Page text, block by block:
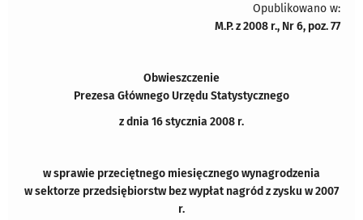
Opublikowano w:
M.P. z 2008 r., Nr 6, poz. 77
Obwieszczenie
Prezesa Głównego Urzędu Statystycznego
z dnia 16 stycznia 2008 r.
w sprawie przeciętnego miesięcznego wynagrodzenia
w sektorze przedsiębiorstw bez wypłat nagród z zysku w 2007
r.